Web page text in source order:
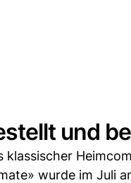
und
klassischer
wurde im Juli